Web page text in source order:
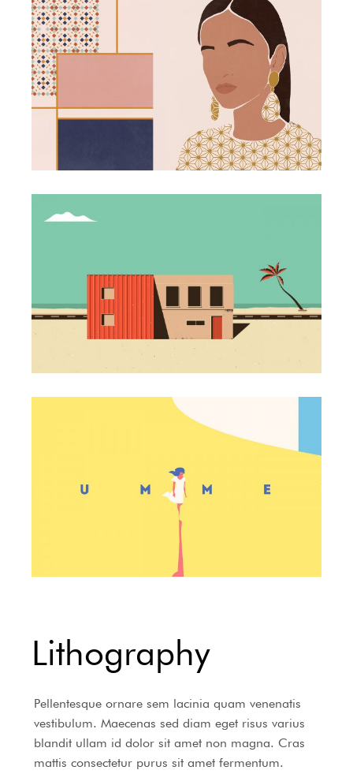
Lithography
Pellentesque ornare sem lacinia quam venenatis
vestibulum. Maecenas sed diam eget risus varius
blandit ullam id dolor sit amet non magna. Cras
mattis consectetur purus sit amet fermentum.